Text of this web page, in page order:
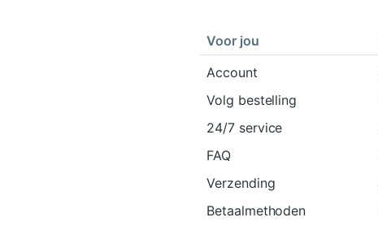
Voor jou
Account
Volg bestelling
24/7 service
FAQ
Verzending
Betaalmethoden